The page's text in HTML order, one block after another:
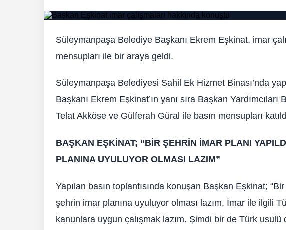
Süleymanpaşa Belediye Başkanı Ekrem Eşkinat, imar
mensupları ile bir araya geldi.
Süleymanpaşa Belediyesi Sahil Ek Hizmet Binası’nda
Başkanı Ekrem Eşkinat’ın yanı sıra Başkan
Telat Akköse ve Gülferah Güral ile basın mensupları
BAŞKAN EŞKİNAT; “BİR ŞEHRİN İMAR PLANI
PLANINA UYULUYOR OLMASI LAZIM”
Yapılan basın toplantısında konuşan Başkan Eşkinat;
şehrin imar planına uyuluyor olması lazım. İmar ile ilgili
kanunlara uygun çalışmak lazım. Şimdi bir de Türk